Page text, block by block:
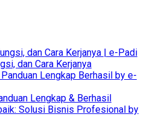
dan Cara Kerjanya
Lengkap & Berhasil